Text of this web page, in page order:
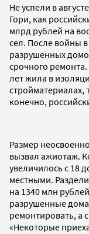
Не успели в
Гори, как
млрд рублей на
сел. После войны
разрушенных
срочного
лет жила в
стройматериалах,
конечно,
Размер
вызвал ажиотаж.
увеличилось с 18
местными.
на 1340 млн
разрушенные
ремонтировать, а
«Некоторые